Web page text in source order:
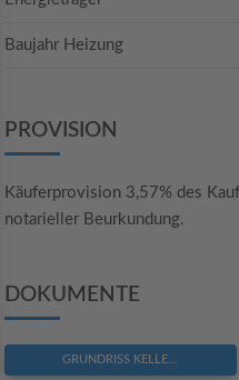
Baujahr Heizung
PROVISION
Käuferprovision 3,57% des
notarieller Beurkundung.
DOKUMENTE
GRUNDRISS KELLE...